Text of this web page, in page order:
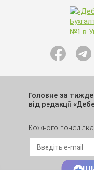
Головне за
від редакції
Кожного